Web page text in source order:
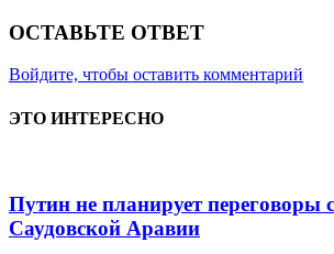
ОСТАВЬТЕ ОТВЕТ
Войдите, чтобы оставить комментарий
ЭТО ИНТЕРЕСНО
Путин не планирует переговоры
Саудовской Аравии